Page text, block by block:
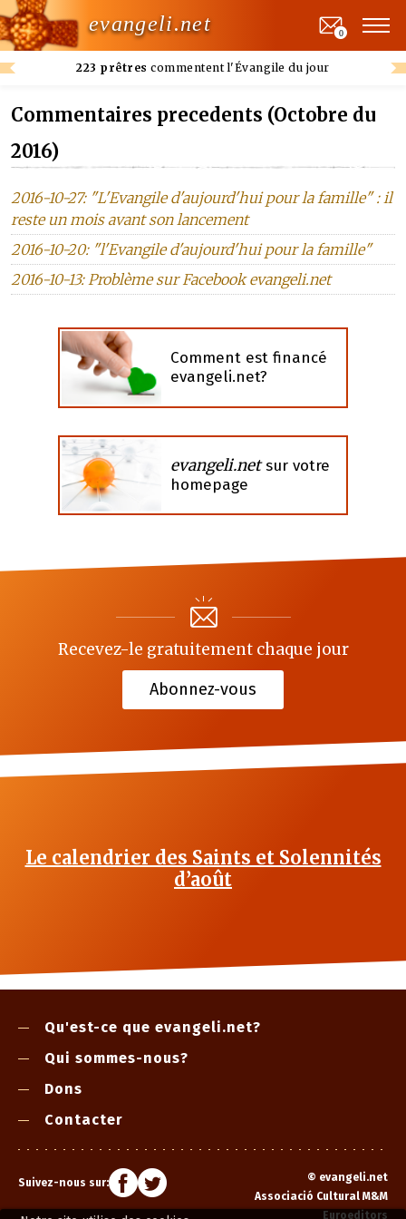
evangeli.net
223 prêtres commentent l'Évangile du jour
0
Commentaires precedents (Octobre du
2016)
2016-10-27: "L'Evangile d'aujourd'hui pour la famille" : il
reste un mois avant son lancement
2016-10-20: "l'Evangile d'aujourd'hui pour la famille"
2016-10-13: Problème sur Facebook evangeli.net
Comment est financé
evangeli.net?
evangeli.netsur votre
homepage
Recevez-le gratuitement chaque jour
Abonnez-vous
Le calendrier des Saints et Solennités
d’août
Qu'est-ce que evangeli.net?
Qui sommes-nous?
Dons
Contacter
Suivez-nous sur: © evangeli.net
Associació Cultural M&M
Euroeditors